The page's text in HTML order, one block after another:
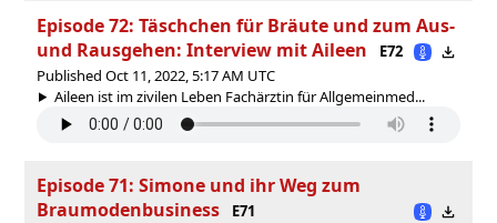
Episode 72: Täschchen für Bräute und zum Aus-
und Rausgehen: Interview mit Aileen
E72
Published Oct 11, 2022, 5:17 AM UTC
Aileen ist im zivilen Leben Fachärztin für Allgemeinmed...
Episode 71: Simone und ihr Weg zum
Braumodenbusiness
E71